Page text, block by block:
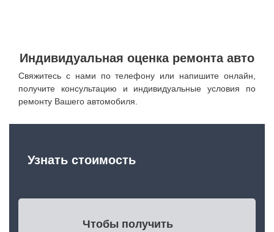
Индивидуальная оценка ремонта авто
Свяжитесь с нами по телефону или напишите онлайн,
получите консультацию и индивидуальные условия по
ремонту Вашего автомобиля.
Узнать стоимость
Чтобы получить